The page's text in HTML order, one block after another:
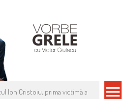
schimbi, rapid, gratuit și eficient,